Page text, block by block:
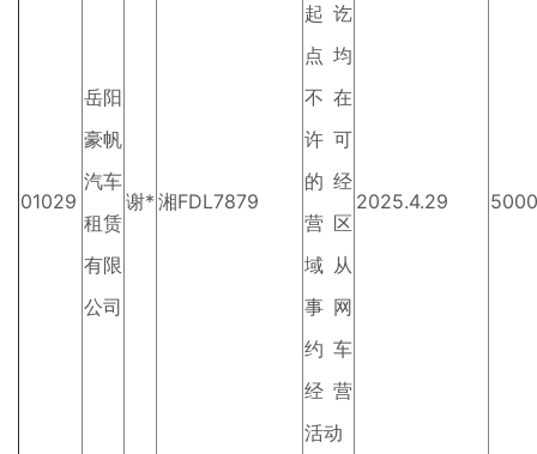
01029
岳阳
豪帆
汽车
租赁
有限
公司
谢* 湘FDL7879
起讫
点均
不在
许可
的经
营区
域从
事网
约车
经营
活动
2025.4.29 5000